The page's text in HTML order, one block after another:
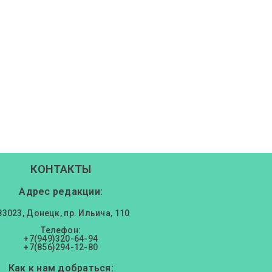
КОНТАКТЫ
Адрес редакции:
Донецк, пр. Ильича, 110
Телефон:
+7(949)320-64-94
+7(856)294-12-80
Как к нам добраться: